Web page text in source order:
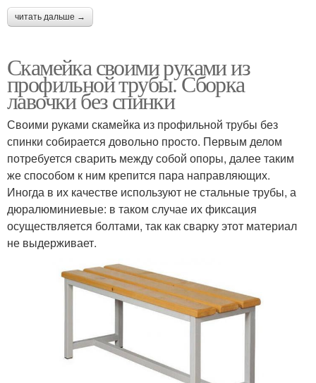
читать дальше →
Скамейка своими руками из
профильной трубы. Сборка
лавочки без спинки
Своими руками скамейка из профильной трубы без
спинки собирается довольно просто. Первым делом
потребуется сварить между собой опоры, далее таким
же способом к ним крепится пара направляющих.
Иногда в их качестве используют не стальные трубы, а
дюралюминиевые: в таком случае их фиксация
осуществляется болтами, так как сварку этот материал
не выдерживает.